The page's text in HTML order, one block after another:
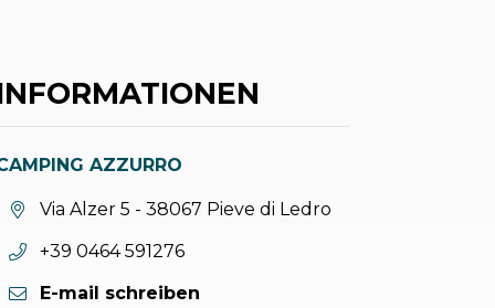
AZZURRO
aria.location:
Via Alzer 5 - 38067 Pieve di Ledro
aria.phone:
+39 0464 591276
E-mail schreiben